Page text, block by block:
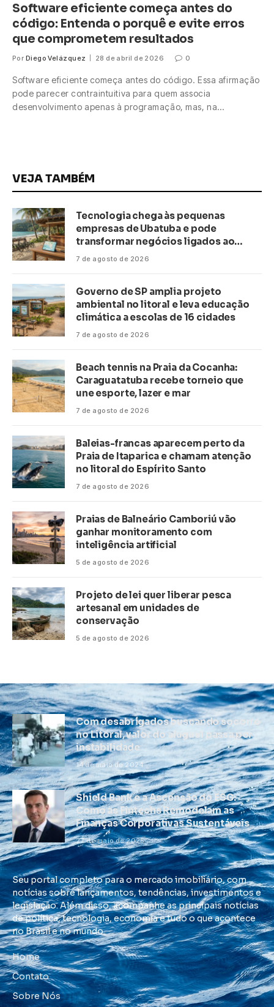
Software eficiente começa antes do
código: Entenda o porquê e evite erros
que comprometem resultados
Por Diego Velázquez 28 de abril de 2026 0
Software eficiente começa antes do código. Essa afirmação
pode parecer contraintuitiva para quem associa
desenvolvimento apenas à programação, mas, na…
VEJA TAMBÉM
Tecnologia chega às pequenas
empresas de Ubatuba e pode
transformar negócios ligados ao
turismo no litoral
7 de agosto de 2026
Governo de SP amplia projeto
ambiental no litoral e leva educação
climática a escolas de 16 cidades
7 de agosto de 2026
Beach tennis na Praia da Cocanha:
Caraguatatuba recebe torneio que
une esporte, lazer e mar
7 de agosto de 2026
Baleias-francas aparecem perto da
Praia de Itaparica e chamam atenção
no litoral do Espírito Santo
7 de agosto de 2026
Praias de Balneário Camboriú vão
ganhar monitoramento com
inteligência artificial
5 de agosto de 2026
Projeto de lei quer liberar pesca
artesanal em unidades de
conservação
5 de agosto de 2026
Com desabrigados buscando socorro
no Litoral, valor do aluguel passa por
instabilidade
14 de maio de 2024
Shield Bank e a Ascensão do ESG:
Como as Fintechs Remodelam as
Finanças Corporativas Sustentáveis
27 de maio de 2025
Seu portal completo para o mercado imobiliário, com
notícias sobre lançamentos, tendências, investimentos e
legislação. Além disso, acompanhe as principais notícias
de política, tecnologia, economia e tudo o que acontece
no Brasil e no mundo.
Home
Contato
Sobre Nós